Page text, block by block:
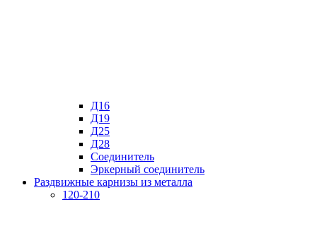
Д16
Д19
Д25
Д28
Соединитель
Эркерный соединитель
Раздвижные карнизы из металла
120-210